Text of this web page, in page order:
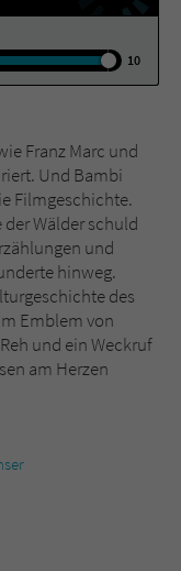
10
Franz Marc und
Und Bambi
Filmgeschichte.
der Wälder schuld
und
hinweg.
des
Emblem von
und ein Weckruf
am Herzen
Buchtitel
& Co. KG
z. B. den
zu